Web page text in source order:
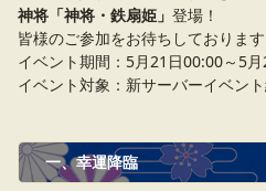
神将「神将・鉄扇姫」 登場！
皆様のご参加をお待ちしております
イベント期間：5月21日00:00～5
イベント対象：新サーバーイベン
一、幸運降臨